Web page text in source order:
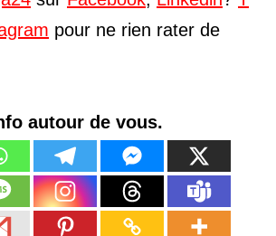
pour ne rien rater de
autour de vous.